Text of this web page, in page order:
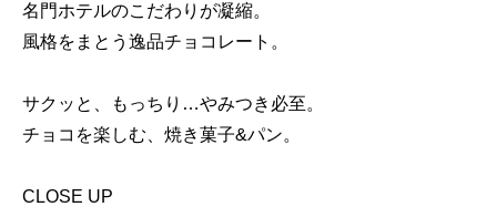
名門ホテルのこだわりが凝縮。
風格をまとう逸品チョコレート。
サクッと、もっちり…やみつき必至。
チョコを楽しむ、焼き菓子&パン。
CLOSE UP